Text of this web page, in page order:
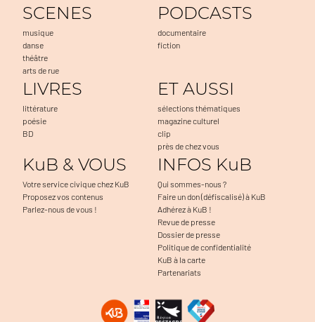
SCENES
musique
danse
théâtre
arts de rue
PODCASTS
documentaire
fiction
LIVRES
littérature
poésie
BD
ET AUSSI
sélections thématiques
magazine culturel
clip
près de chez vous
KuB & VOUS
Votre service civique chez KuB
Proposez vos contenus
Parlez-nous de vous !
INFOS KuB
Qui sommes-nous ?
Faire un don (défiscalisé) à KuB
Adhérez à KuB !
Revue de presse
Dossier de presse
Politique de confidentialité
KuB à la carte
Partenariats